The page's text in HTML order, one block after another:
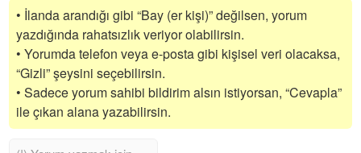
• İlanda arandığı gibi “Bay (er kişi)” değilsen, yorum
yazdığında rahatsızlık veriyor olabilirsin.
• Yorumda telefon veya e-posta gibi kişisel veri olacaksa,
“Gizli” şeysini seçebilirsin.
• Sadece yorum sahibi bildirim alsın istiyorsan, “Cevapla”
ile çıkan alana yazabilirsin.